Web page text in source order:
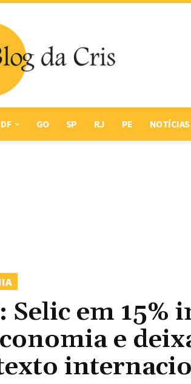
DF GO SP RJ PE NOTÍCIAS
Selic em 15%
e